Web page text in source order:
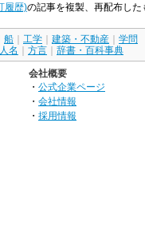
履歴)の記事を複製、再配布し
船 工学 建築・不動産
学問
人名 方言 辞書・百科事典
会社概要
・ 公式企業ページ
・ 会社情報
・ 採用情報